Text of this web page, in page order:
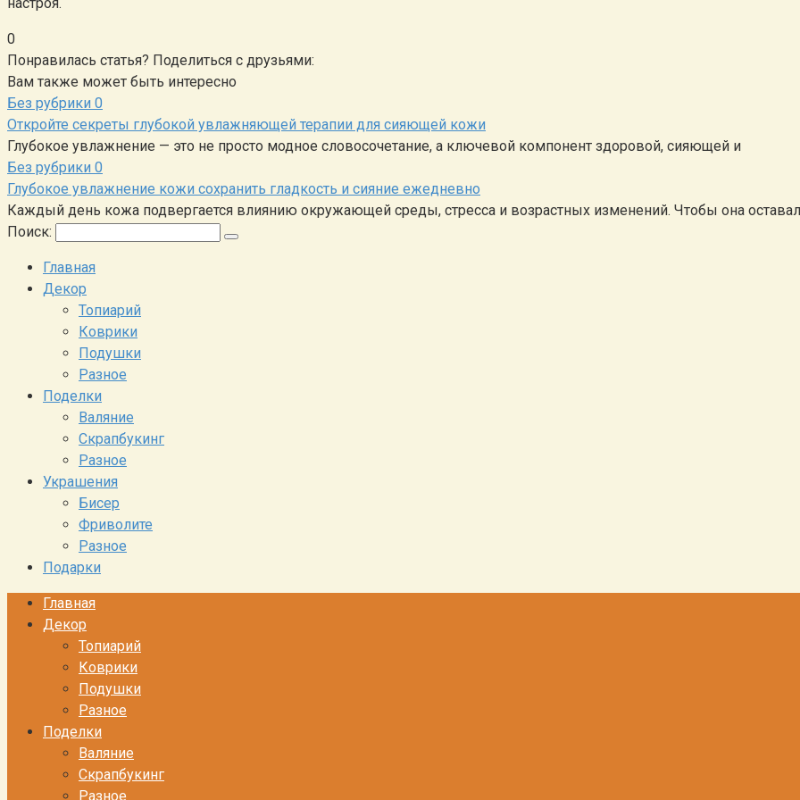
0
Понравилась статья? Поделиться с друзьями:
Вам также может быть интересно
Без рубрики 0
Откройте секреты глубокой увлажняющей терапии для сияющей кожи
Глубокое увлажнение — это не просто модное словосочетание, а ключевой компонент здоровой, сияющей и
Без рубрики 0
Глубокое увлажнение кожи сохранить гладкость и сияние ежедневно
Каждый день кожа подвергается влиянию окружающей среды, стресса и возрастных изменений. Чтобы она
Поиск:
Главная
Декор
Топиарий
Коврики
Подушки
Разное
Поделки
Валяние
Скрапбукинг
Разное
Украшения
Бисер
Фриволите
Разное
Подарки
Главная
Декор
Топиарий
Коврики
Подушки
Разное
Поделки
Валяние
Скрапбукинг
Разное